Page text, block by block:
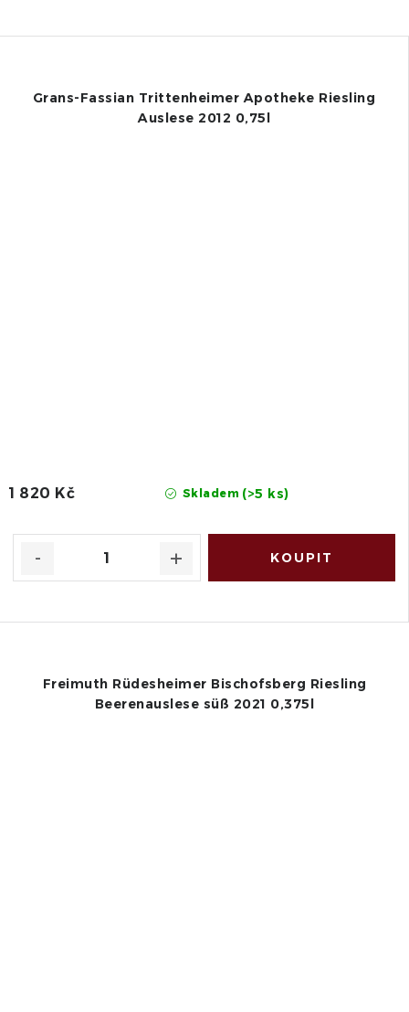
Grans-Fassian Trittenheimer Apotheke Riesling
Auslese 2012 0,75l
Skladem (>5 ks)
1 820 Kč
Freimuth Rüdesheimer Bischofsberg Riesling
Beerenauslese süß 2021 0,375l